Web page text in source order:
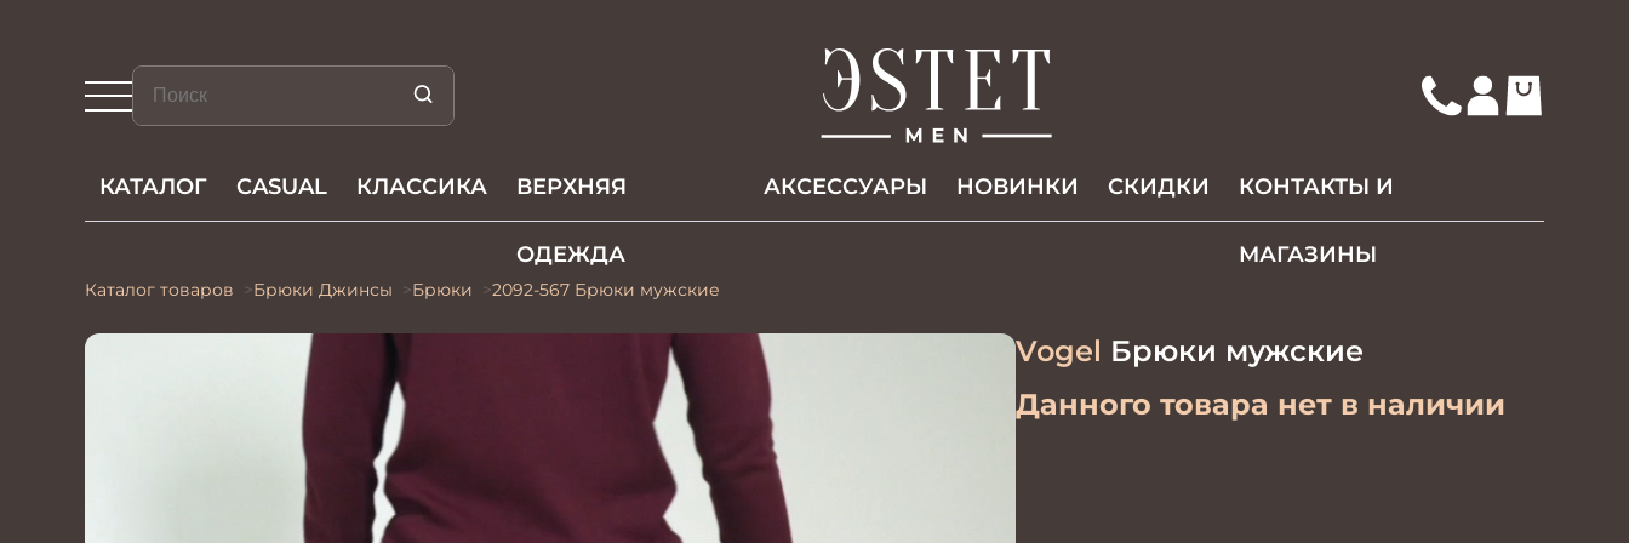
КАТАЛОГ CASUAL КЛАССИКА ВЕРХНЯЯ
ОДЕЖДА
АКCЕССУАРЫ НОВИНКИ СКИДКИ КОНТАКТЫ И
МАГАЗИНЫ
Каталог товаров Брюки Джинсы Брюки 2092-567 Брюки мужские
Vogel Брюки мужские
Данного товара нет в наличии